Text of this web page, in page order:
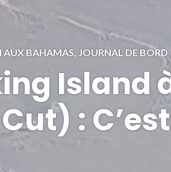
AUX BAHAMAS JOURNAL DE BORD
Island
: